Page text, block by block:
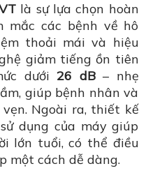
là sự lựa chọn hoàn
mắc các bệnh về hô
thoải mái và hiệu
giảm tiếng ồn tiên
dưới26 dB– nhẹ
giúp bệnh nhân và
Ngoài ra, thiết kế
dụng của máy giúp
lớn tuổi, có thể điều
một cách dễ dàng.